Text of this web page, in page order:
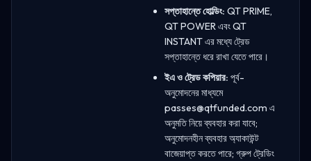
সপ্তাহান্তে হোল্ডিং: QT PRIME,
QT POWER এবং QT
INSTANT এর মধ্যে ট্রেড
সপ্তাহান্তে ধরে রাখা যেতে পারে।
ইএ ও ট্রেড কপিয়ার: পূর্ব-
অনুমোদনের মাধ্যমে
passes@qtfunded.com এ
অনুমতি নিয়ে ব্যবহার করা যাবে;
অনুমোদনহীন ব্যবহার অ্যাকাউন্ট
বাজেয়াপ্ত করতে পারে; গ্রুপ ট্রেডিং